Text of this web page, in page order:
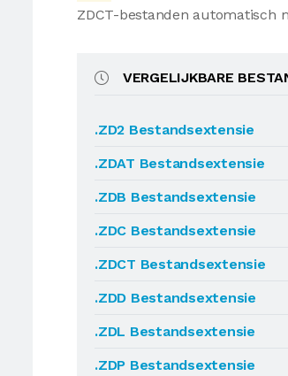
ZDCT-bestanden automatisch
VERGELIJKBARE
.ZD2 Bestandsextensie
.ZDAT Bestandsextensie
.ZDB Bestandsextensie
.ZDC Bestandsextensie
.ZDCT Bestandsextensie
.ZDD Bestandsextensie
.ZDL Bestandsextensie
.ZDP Bestandsextensie